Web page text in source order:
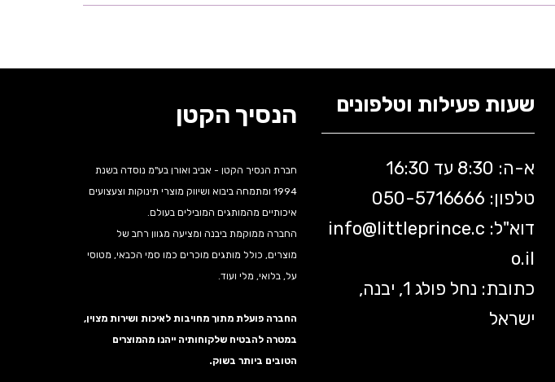
שעות פעילות וטלפונים
א-ה: 8:30 עד 16:30
טלפון: 050-5 716666
דוא"ל:
info@littleprince.c
o.il
כתובת: נחל פולג 1, יבנה,
ישראל
הנסיך הקטן
חברת הנסיך הקטן - אביב ואורן בע"מ נוסדה בשנת
1994 ומתמחה ביבוא ושיווק מוצרי תינוקות וצעצועים
איכותיים מהמותגים המובילים בעולם.
החברה ממוקמת ביבנה ומציעה מגוון רחב של
מוצרים, כולל מותגים מוכרים כמו סמי הכבאי, מטוסי
על, בלואי, מלי ועוד.
החברה פועלת מתוך מחויבות לאיכות ושירות מצוין,
במטרה להבטיח שלקוחותיה ייהנו מהמוצרים
הטובים ביותר בשוק.